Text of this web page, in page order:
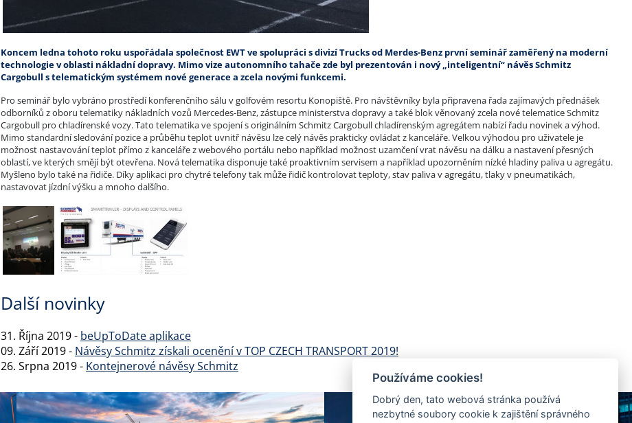
Koncem ledna tohoto roku uspořádala společnost EWT ve spolupráci s divizí Trucks od Merdes-Benz první seminář zaměřený na moderní
technologie v oblasti nákladní dopravy. Mimo vize autonomního tahače zde byl prezentován i nový „inteligentní“ návěs Schmitz
Cargobull s telematickým systémem nové generace a zcela novými funkcemi.
Pro seminář bylo vybráno prostředí konferenčního sálu v golfovém resortu Konopiště. Pro návštěvníky byla připravena řada zajímavých přednášek
odborníků z oboru telematiky nákladních vozů Mercedes-Benz, zástupce ministerstva dopravy a také blok věnovaný zcela nové telematice Schmitz
Cargobull pro chladírenské vozy. Tato telematika ve spojení s originálním Schmitz Cargobull chladírenským agregátem nabízí řadu novinek a výhod.
Mimo standardní sledování pozice a průběhu teplot uvnitř návěsu lze celý návěs prakticky ovládat z kanceláře. Velkou výhodou pro uživatele je
možnost nastavování teplot přímo z kanceláře z webového portálu nebo například možnost uzamčení vrat návěsu na dálku a nastavení přesných
oblastí, ve kterých smějí být otevřena. Nová telematika disponuje také proaktivním servisem a například upozorněním nízké hladiny paliva u agregátu.
Myšleno bylo také na řidiče. Díky aplikaci pro chytré telefony tak může řidič kontrolovat teploty, stav paliva v agregátu, tlaky v pneumatikách,
nastavovat jízdní výšku a mnoho dalšího.
Další novinky
31. Října 2019 - beUpToDate aplikace
09. Září 2019 - Návěsy Schmitz získali ocenění v TOP CZECH TRANSPORT 2019!
26. Srpna 2019 - Kontejnerové návěsy Schmitz
Používáme cookies!
Dobrý den, tato webová stránka používá
nezbytné soubory cookie k zajištění správného